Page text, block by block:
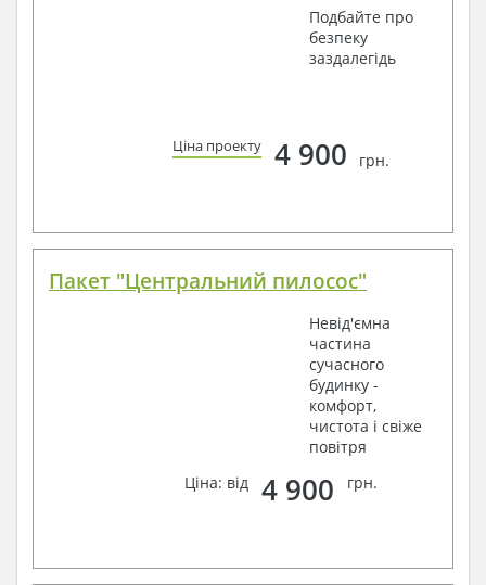
Подбайте про
безпеку
заздалегідь
Ціна проекту 4 900 грн.
Пакет "Центральний пилосос"
Невід'ємна
частина
сучасного
будинку -
комфорт,
чистота і свіже
повітря
Ціна: від
4 900 грн.